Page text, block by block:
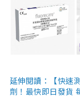
延伸閱讀：【快速
劑！最快即日發貨